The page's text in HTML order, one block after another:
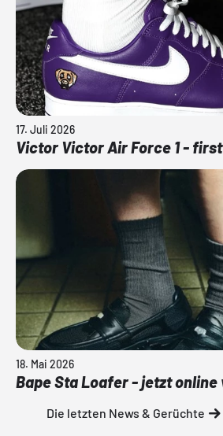
17. Juli 2026
Victor Victor Air Force 1 -
18. Mai 2026
Bape Sta Loafer - jetzt online
Die letzten News & Gerüchte